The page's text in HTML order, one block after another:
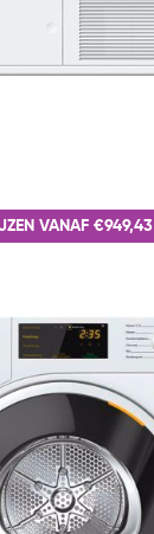
VANAF €949,43